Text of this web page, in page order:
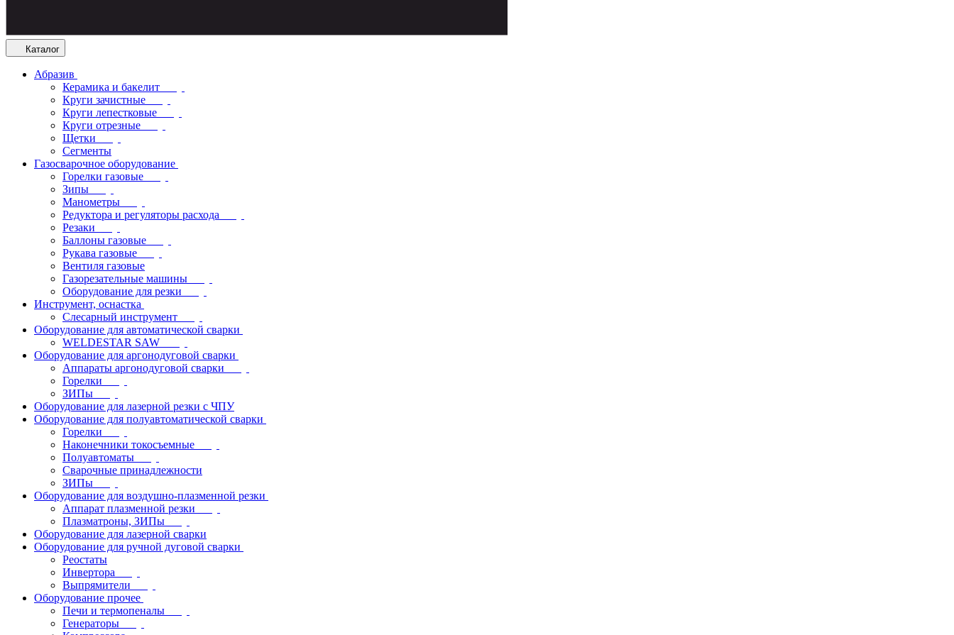
Каталог
Абразив
Керамика и бакелит
Круги зачистные
Круги лепестковые
Круги отрезные
Щетки
Сегменты
Газосварочное оборудование
Горелки газовые
Зипы
Манометры
Редуктора и регуляторы расхода
Резаки
Баллоны газовые
Рукава газовые
Вентиля газовые
Газорезательные машины
Оборудование для резки
Инструмент, оснастка
Слесарный инструмент
Оборудование для автоматической сварки
WELDESTAR SAW
Оборудование для аргонодуговой сварки
Аппараты аргонодуговой сварки
Горелки
ЗИПы
Оборудование для лазерной резки с ЧПУ
Оборудование для полуавтоматической сварки
Горелки
Наконечники токосъемные
Полуавтоматы
Сварочные принадлежности
ЗИПы
Оборудование для воздушно-плазменной резки
Аппарат плазменной резки
Плазматроны, ЗИПы
Оборудование для лазерной сварки
Оборудование для ручной дуговой сварки
Реостаты
Инвертора
Выпрямители
Оборудование прочее
Печи и термопеналы
Генераторы